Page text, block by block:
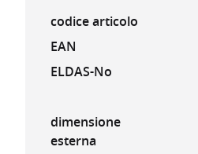
codice articolo
EAN
ELDAS-No
dimensione
esterna